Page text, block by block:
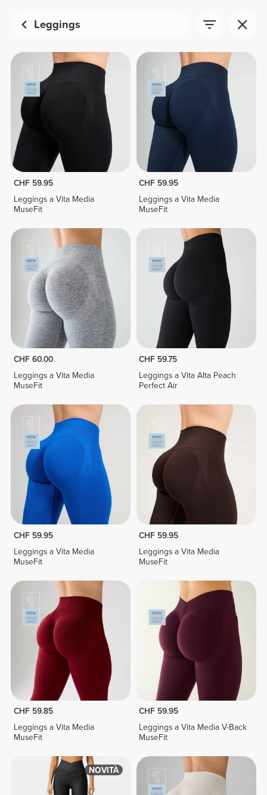
Leggings
CHF 59.95
Leggings a Vita Media
MuseFit
CHF 59.95
Leggings a Vita Media
MuseFit
CHF 60.00
Leggings a Vita Media
MuseFit
CHF 59.75
Leggings a Vita Alta Peach
Perfect Air
CHF 59.95
Leggings a Vita Media
MuseFit
CHF 59.95
Leggings a Vita Media
MuseFit
CHF 59.85
Leggings a Vita Media
MuseFit
CHF 59.95
Leggings a Vita Media V-Back
MuseFit
NOVITÀ